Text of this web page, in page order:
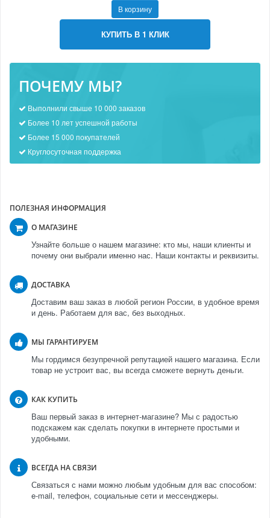
В корзину
КУПИТЬ В 1 КЛИК
ПОЧЕМУ МЫ?
Выполнили свыше 10 000 заказов
Более 10 лет успешной работы
Более 15 000 покупателей
Круглосуточная поддержка
ПОЛЕЗНАЯ ИНФОРМАЦИЯ
О МАГАЗИНЕ
Узнайте больше о нашем магазине: кто мы, наши клиенты и
почему они выбрали именно нас. Наши контакты и реквизиты.
ДОСТАВКА
Доставим ваш заказ в любой регион России, в удобное время
и день. Работаем для вас, без выходных.
МЫ ГАРАНТИРУЕМ
Мы гордимся безупречной репутацией нашего магазина. Если
товар не устроит вас, вы всегда сможете вернуть деньги.
КАК КУПИТЬ
Ваш первый заказ в интернет-магазине? Мы с радостью
подскажем как сделать покупки в интернете простыми и
удобными.
ВСЕГДА НА СВЯЗИ
Связаться с нами можно любым удобным для вас способом:
e-mail, телефон, социальные сети и мессенджеры.